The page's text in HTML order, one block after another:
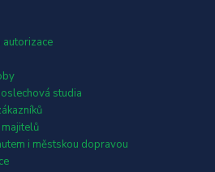
autorizace
studia
i městskou dopravou